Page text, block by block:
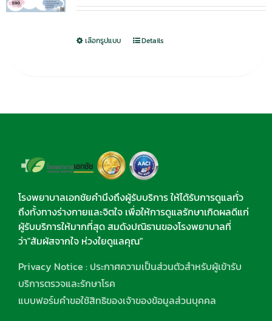
750.00฿.590.00฿.
เลือกรูปแบบ Details
โรงพยาบาลเอกชัยคำนึงถึงผู้รับบริการ ให้ได้รับการดูแลทั่ว
ถึงทั้งทางร่างกายและจิตใจ เพื่อให้การดูแลรักษาเกิดผลดีแก่
ผู้รับบริการให้มากที่สุด สมดังปณิธานของโรงพยาบาลที่
ว่า"สัมผัสจากใจ ห่วงใยดูแลคุณ"
Privacy Notice : ประกาศความเป็นส่วนตัวสำหรับผู้เข้ารับ
บริการตรวจและรักษาโรค
แบบฟอร์มคำขอใช้สิทธิของเจ้าของข้อมูลส่วนบุคคล